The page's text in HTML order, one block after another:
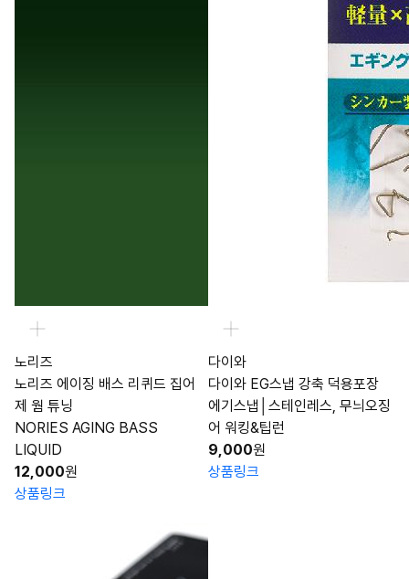
노리즈
노리즈 에이징 배스 리퀴드 집어
제 웜 튜닝
NORIES AGING BASS
LIQUID
12,000원
상품링크
다이와
다이와 EG스냅 강축 덕용포장
에기스냅│스테인레스, 무늬오징
어 워킹&팁런
9,000원
상품링크